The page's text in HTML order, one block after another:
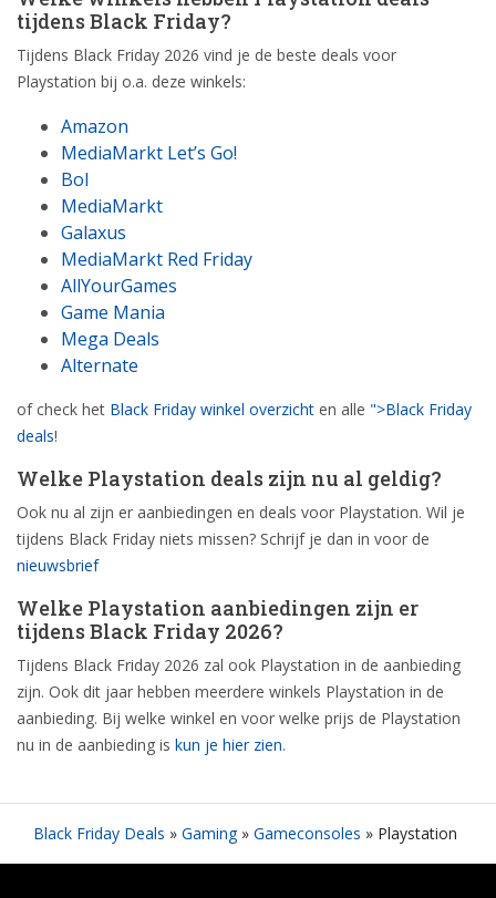
tijdens Black Friday?
Tijdens Black Friday 2026 vind je de beste deals voor
Playstation bij o.a. deze winkels:
Amazon
MediaMarkt Let’s Go!
Bol
MediaMarkt
Galaxus
MediaMarkt Red Friday
AllYourGames
Game Mania
Mega Deals
Alternate
of check het Black Friday winkel overzicht en alle ">Black Friday
deals!
Welke Playstation deals zijn nu al geldig?
Ook nu al zijn er aanbiedingen en deals voor Playstation. Wil je
tijdens Black Friday niets missen? Schrijf je dan in voor de
nieuwsbrief
Welke Playstation aanbiedingen zijn er
tijdens Black Friday 2026?
Tijdens Black Friday 2026 zal ook Playstation in de aanbieding
zijn. Ook dit jaar hebben meerdere winkels Playstation in de
aanbieding. Bij welke winkel en voor welke prijs de Playstation
nu in de aanbieding is kun je hier zien.
Black Friday Deals » Gaming» Gameconsoles » Playstation